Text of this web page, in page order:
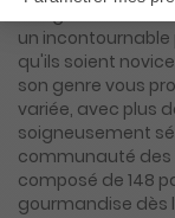
Plongez dans
un incontournable
qu'ils soient
son genre vous
variée, avec plus
soigneusement
communauté des
composé de 148
gourmandise dès